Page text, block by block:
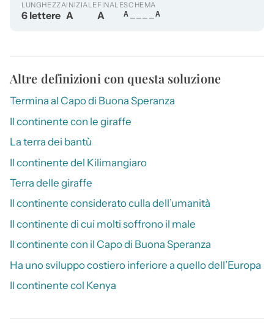
LUNGHEZZA
6 lettere
INIZIALE
A
FINALE
A
SCHEMA
A____A
Altre definizioni con questa soluzione
Termina al Capo di Buona Speranza
Il continente con le giraffe
La terra dei bantù
Il continente del Kilimangiaro
Terra delle giraffe
Il continente considerato culla dell’umanità
Il continente di cui molti soffrono il male
Il continente con il Capo di Buona Speranza
Ha uno sviluppo costiero inferiore a quello dell’Europa
Il continente col Kenya